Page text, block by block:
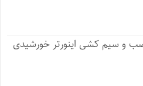
و سیم کشی اینورتر خورشیدی